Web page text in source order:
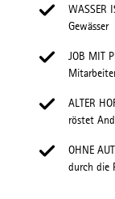
WASSER
Gewässer
JOB MIT
ALTER
röstet
OHNE
durch die